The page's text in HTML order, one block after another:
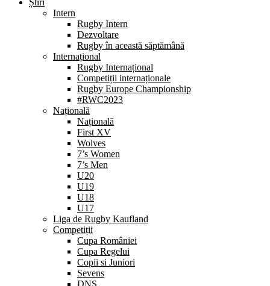
Știri
Intern
Rugby Intern
Dezvoltare
Rugby în această săptămână
Internațional
Rugby Internațional
Competiții internaționale
Rugby Europe Championship
#RWC2023
Națională
Națională
First XV
Wolves
7’s Women
7’s Men
U20
U19
U18
U17
Liga de Rugby Kaufland
Competiții
Cupa României
Cupa Regelui
Copii si Juniori
Sevens
DNS